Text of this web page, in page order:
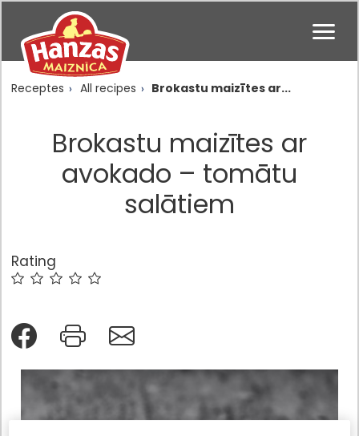
Receptes All recipes Brokastu maizītes ar...
Brokastu maizītes ar
avokado – tomātu
salātiem
Rating